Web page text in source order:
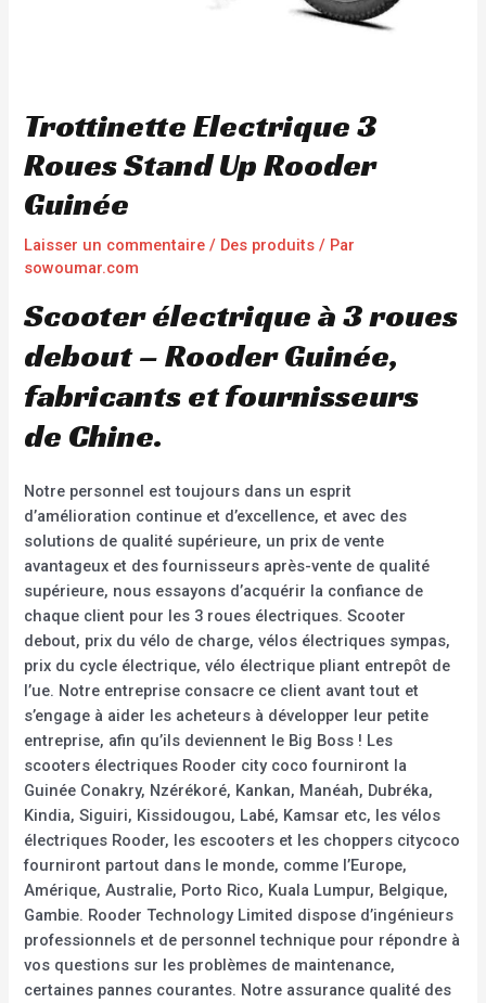
Trottinette Electrique 3
Roues Stand Up Rooder
Guinée
Laisser un commentaire / Des produits / Par
sowoumar.com
Scooter électrique à 3 roues
debout – Rooder Guinée,
fabricants et fournisseurs
de Chine.
Notre personnel est toujours dans un esprit
d’amélioration continue et d’excellence, et avec des
solutions de qualité supérieure, un prix de vente
avantageux et des fournisseurs après-vente de qualité
supérieure, nous essayons d’acquérir la confiance de
chaque client pour les 3 roues électriques. Scooter
debout, prix du vélo de charge, vélos électriques sympas,
prix du cycle électrique, vélo électrique pliant entrepôt de
l’ue. Notre entreprise consacre ce client avant tout et
s’engage à aider les acheteurs à développer leur petite
entreprise, afin qu’ils deviennent le Big Boss ! Les
scooters électriques Rooder city coco fourniront la
Guinée Conakry, Nzérékoré, Kankan, Manéah, Dubréka,
Kindia, Siguiri, Kissidougou, Labé, Kamsar etc, les vélos
électriques Rooder, les escooters et les choppers citycoco
fourniront partout dans le monde, comme l’Europe,
Amérique, Australie, Porto Rico, Kuala Lumpur, Belgique,
Gambie. Rooder Technology Limited dispose d’ingénieurs
professionnels et de personnel technique pour répondre à
vos questions sur les problèmes de maintenance,
certaines pannes courantes. Notre assurance qualité des